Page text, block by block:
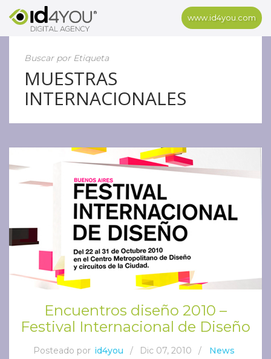
www.id4you.com
Buscar por Etiqueta
MUESTRAS
INTERNACIONALES
Encuentros diseño 2010 –
Festival Internacional de Diseño
Posteado por id4you / Dic 07, 2010 / News